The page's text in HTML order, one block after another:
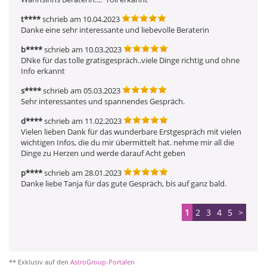
t****schrieb am 10.04.2023
Danke eine sehr interessante und liebevolle Beraterin
b****schrieb am 10.03.2023
DNke für das tolle gratisgespräch..viele Dinge richtig und ohne
Info erkannt
s****schrieb am 05.03.2023
Sehr interessantes und spannendes Gespräch.
d****schrieb am 11.02.2023
Vielen lieben Dank für das wunderbare Erstgespräch mit vielen
wichtigen Infos, die du mir übermittelt hat. nehme mir all die
Dinge zu Herzen und werde darauf Acht geben
p****schrieb am 28.01.2023
Danke liebe Tanja für das gute Gespräch, bis auf ganz bald.
1 2 3 4 5 >
** Exklusiv auf den AstroGroup-Portalen